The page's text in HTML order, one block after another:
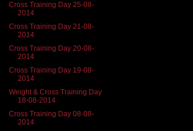
Cross Training Day 25-08-
2014
Cross Training Day 21-08-
2014
Cross Training Day 20-08-
2014
Cross Training Day 19-08-
2014
Weight & Cross Training Day
18-08-2014
Cross Training Day 08-08-
2014